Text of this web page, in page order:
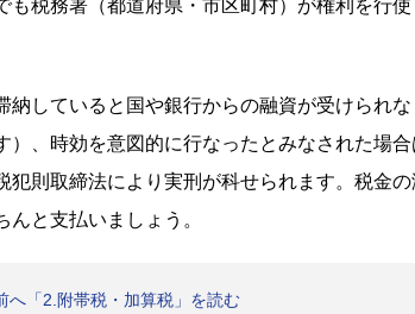
も税務署（都道府県・市区町村）が権利を行
納していると国や銀行からの融資が受けられ
）、時効を意図的に行なったとみなされた場
犯則取締法により実刑が科せられます。税金
んと支払いましょう。
へ「2.附帯税・加算税」を読む